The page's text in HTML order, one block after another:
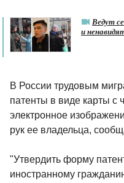
Ведут
и
В России трудовым
патенты в виде карты
электронное
рук ее владельца,
"Утвердить форму
иностранному